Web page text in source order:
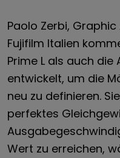
Paolo Zerbi,
Fujifilm Italien
Prime L als auch die
entwickelt, um die
neu zu definieren.
perfektes
Wert zu erreichen,